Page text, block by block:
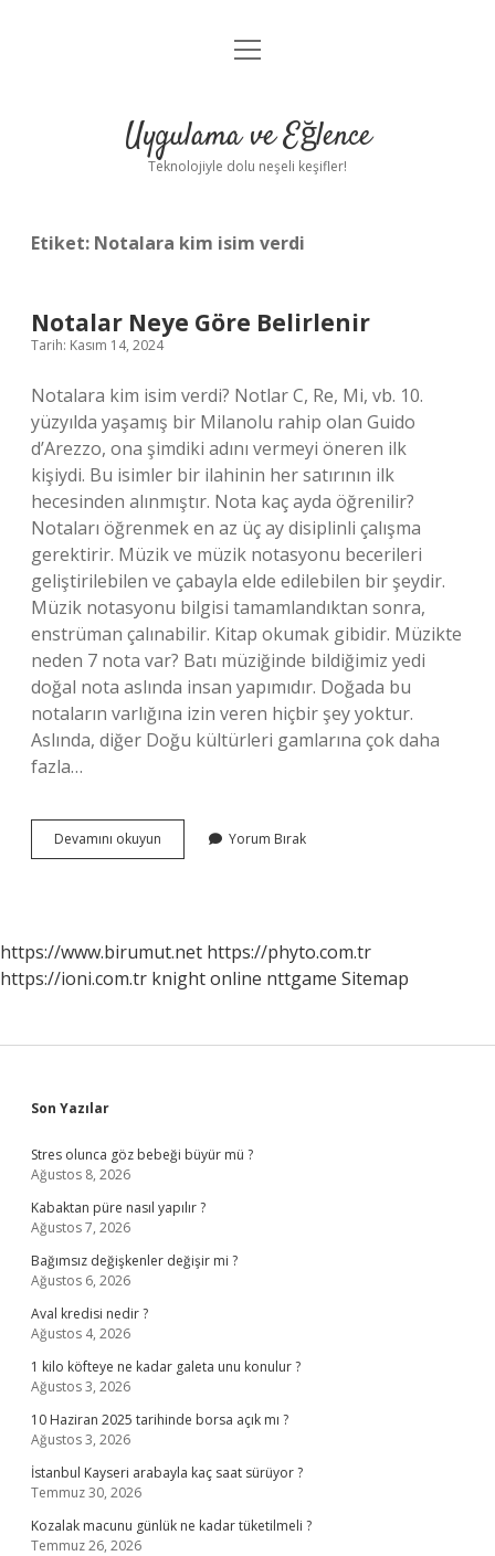
Anasayfa
Yasal Uyarı
menüyü
Uygulama ve Eğlence
Teknolojiyle dolu neşeli keşifler!
Etiket: Notalara kim isim verdi
Notalar Neye Göre Belirlenir
Tarih: Kasım 14, 2024
Notalara kim isim verdi? Notlar C, Re, Mi, vb. 10.
yüzyılda yaşamış bir Milanolu rahip olan Guido
d’Arezzo, ona şimdiki adını vermeyi öneren ilk
kişiydi. Bu isimler bir ilahinin her satırının ilk
hecesinden alınmıştır. Nota kaç ayda öğrenilir?
Notaları öğrenmek en az üç ay disiplinli çalışma
gerektirir. Müzik ve müzik notasyonu becerileri
geliştirilebilen ve çabayla elde edilebilen bir şeydir.
Müzik notasyonu bilgisi tamamlandıktan sonra,
enstrüman çalınabilir. Kitap okumak gibidir. Müzikte
neden 7 nota var? Batı müziğinde bildiğimiz yedi
doğal nota aslında insan yapımıdır. Doğada bu
notaların varlığına izin veren hiçbir şey yoktur.
Aslında, diğer Doğu kültürleri gamlarına çok daha
fazla…
Devamını okuyun
Neye
Yorum Bırak
https://www.birumut.net https://phyto.com.tr
https://ioni.com.tr knight online nttgame Sitemap
Sidebar
Son Yazılar
Stres olunca göz bebeği büyür mü ?
Ağustos 8, 2026
Kabaktan püre nasıl yapılır ?
Ağustos 7, 2026
Bağımsız değişkenler değişir mi ?
Ağustos 6, 2026
Aval kredisi nedir ?
Ağustos 4, 2026
1 kilo köfteye ne kadar galeta unu konulur ?
Ağustos 3, 2026
10 Haziran 2025 tarihinde borsa açık mı ?
Ağustos 3, 2026
İstanbul Kayseri arabayla kaç saat sürüyor ?
Temmuz 30, 2026
Kozalak macunu günlük ne kadar tüketilmeli ?
Temmuz 26, 2026